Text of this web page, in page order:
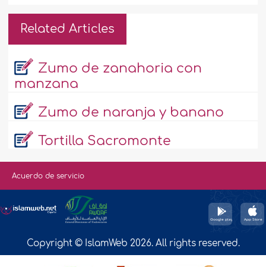
Related Articles
Zumo de zanahoria con
manzana
Zumo de naranja y banano
Tortilla Sacromonte
Acuerdo de servicio
Copyright © IslamWeb 2026. All rights reserved.